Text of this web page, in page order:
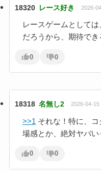
18320 レース好き 2026-
レースゲームとして
だろうから、期待でき
0 0
18318 名無し2 2026-04-15
>>1 それな！特に、
場感とか、絶対ヤバい
0 0